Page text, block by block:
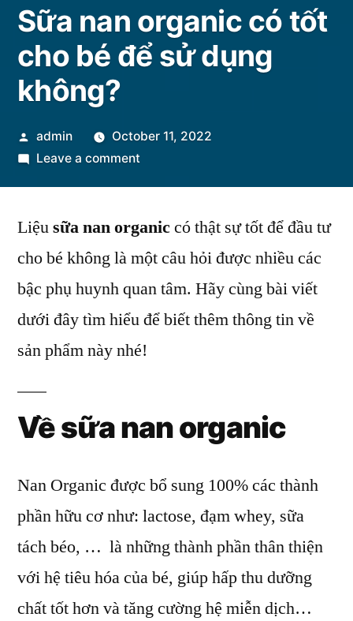
Sữa nan organic có tốt
cho bé để sử dụng
không?
Posted
by
admin
October 11, 2022
Leave a commenton
organic
tốt
cho
bé
sử
Liệusữa nan organiccó thật sự tốt để đầu tư
cho bé không là một câu hỏi được nhiều các
bậc phụ huynh quan tâm. Hãy cùng bài viết
dưới đây tìm hiểu để biết thêm thông tin về
sản phẩm này nhé!
Về sữa nan organic
Nan Organic được bổ sung 100% các thành
phần hữu cơ như: lactose, đạm whey, sữa
tách béo, … là những thành phần thân thiện
với hệ tiêu hóa của bé, giúp hấp thu dưỡng
chất tốt hơn và tăng cường hệ miễn dịch…